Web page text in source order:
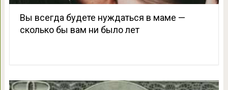
Вы всегда будете нуждаться в маме —
сколько бы вам ни было лет